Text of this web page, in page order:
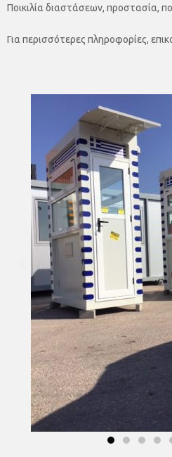
Ποικιλία διαστάσεων, προστασία,
Για περισσότερες πληροφορίες,